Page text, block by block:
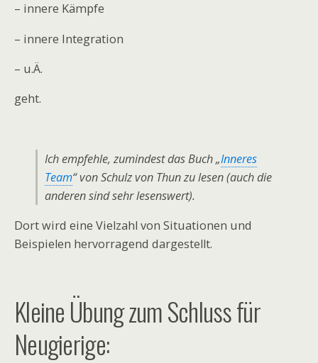
– innere Kämpfe
– innere Integration
– u.Ä.
geht.
Ich empfehle, zumindest das Buch „Inneres
Team“ von Schulz von Thun zu lesen (auch die
anderen sind sehr lesenswert).
Dort wird eine Vielzahl von Situationen und
Beispielen hervorragend dargestellt.
Kleine Übung zum Schluss für
Neugierige: